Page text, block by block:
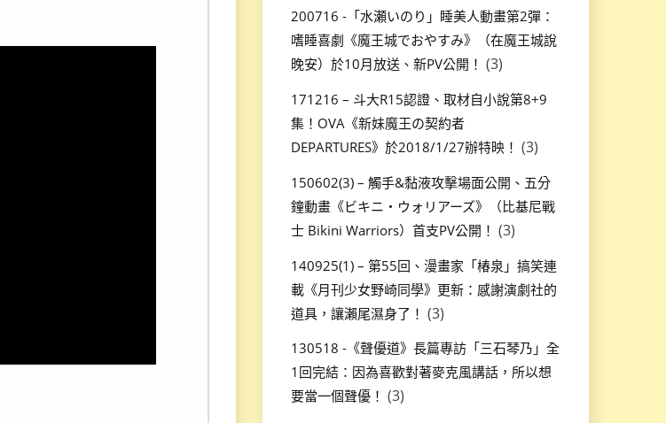
200716 -「水瀬いのり」睡美人動畫第2彈：
嗜睡喜劇《魔王城でおやすみ》（在魔王城說
晚安）於10月放送、新PV公開！ (3)
171216 – 斗大R15認證、取材自小說第8+9
集！OVA《新妹魔王の契約者
DEPARTURES》於2018/1/27辦特映！ (3)
150602(3) – 觸手&黏液攻擊場面公開、五分
鐘動畫《ビキニ・ウォリアーズ》（比基尼戰
士 Bikini Warriors）首支PV公開！ (3)
140925(1) – 第55回、漫畫家「椿泉」搞笑連
載《月刊少女野崎同學》更新：感謝演劇社的
道具，讓瀨尾濕身了！ (3)
130518 -《聲優道》長篇專訪「三石琴乃」全
1回完結：因為喜歡對著麥克風講話，所以想
要當一個聲優！ (3)